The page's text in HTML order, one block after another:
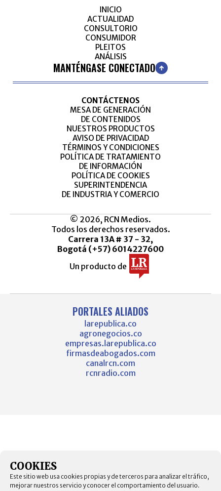
INICIO
ACTUALIDAD
CONSULTORIO
CONSUMIDOR
PLEITOS
ANÁLISIS
MANTÉNGASE CONECTADO
CONTÁCTENOS
MESA DE GENERACIÓN
DE CONTENIDOS
NUESTROS PRODUCTOS
AVISO DE PRIVACIDAD
TÉRMINOS Y CONDICIONES
POLÍTICA DE TRATAMIENTO
DE INFORMACIÓN
POLÍTICA DE COOKIES
SUPERINTENDENCIA
DE INDUSTRIA Y COMERCIO
© 2026, RCN Medios.
Todos los derechos reservados.
Carrera 13A # 37 - 32,
Bogotá (+57) 6014227600
Un producto de
PORTALES ALIADOS
larepublica.co
agronegocios.co
empresas.larepublica.co
firmasdeabogados.com
canalrcn.com
rcnradio.com
COOKIES
Este sitio web usa cookies propias y de terceros para analizar el tráfico,
mejorar nuestros servicio y conocer el comportamiento del usuario.